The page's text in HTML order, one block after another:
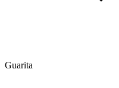
Guarita